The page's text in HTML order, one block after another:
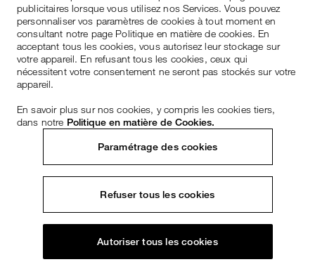
publicitaires lorsque vous utilisez nos Services. Vous pouvez
personnaliser vos paramètres de cookies à tout moment en
consultant notre page Politique en matière de cookies. En
acceptant tous les cookies, vous autorisez leur stockage sur
votre appareil. En refusant tous les cookies, ceux qui
nécessitent votre consentement ne seront pas stockés sur votre
appareil.
En savoir plus sur nos cookies, y compris les cookies tiers,
dans notre Politique en matière de Cookies.
Paramétrage des cookies
Refuser tous les cookies
Autoriser tous les cookies